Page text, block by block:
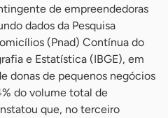
de empreendedoras
dados da Pesquisa
(Pnad) Contínua do
e Estatística (IBGE), em
donas de pequenos negócios
do volume total de
que, no terceiro